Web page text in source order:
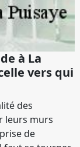
à La
vers qui
des
leurs murs
de